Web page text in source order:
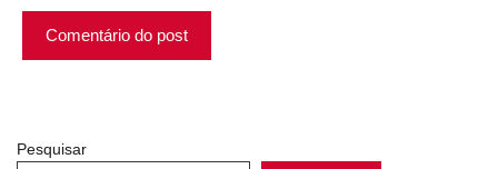
Pesquisar